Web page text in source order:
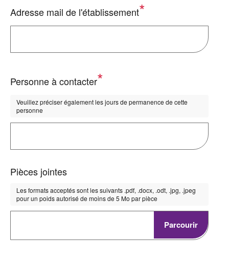
Adresse mail de l'établissement
Personne à contacter
Veuillez préciser également les jours de permanence de cette
personne
Pièces jointes
Les formats acceptés sont les suivants .pdf, .docx, .odt, .jpg, .jpeg
pour un poids autorisé de moins de 5 Mo par pièce